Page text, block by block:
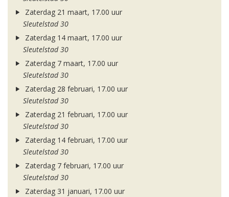
Zaterdag 21 maart, 17.00 uur
Sleutelstad 30
Zaterdag 14 maart, 17.00 uur
Sleutelstad 30
Zaterdag 7 maart, 17.00 uur
Sleutelstad 30
Zaterdag 28 februari, 17.00 uur
Sleutelstad 30
Zaterdag 21 februari, 17.00 uur
Sleutelstad 30
Zaterdag 14 februari, 17.00 uur
Sleutelstad 30
Zaterdag 7 februari, 17.00 uur
Sleutelstad 30
Zaterdag 31 januari, 17.00 uur